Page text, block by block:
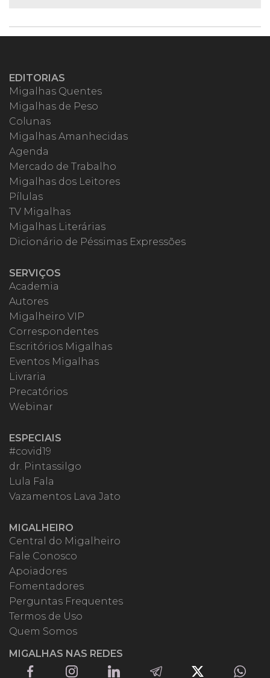
EDITORIAS
Migalhas Quentes
Migalhas de Peso
Colunas
Migalhas Amanhecidas
Agenda
Mercado de Trabalho
Migalhas dos Leitores
Pílulas
TV Migalhas
Migalhas Literárias
Dicionário de Péssimas Expressões
SERVIÇOS
Academia
Autores
Migalheiro VIP
Correspondentes
Escritórios Migalhas
Eventos Migalhas
Livraria
Precatórios
Webinar
ESPECIAIS
#covid19
dr. Pintassilgo
Lula Fala
Vazamentos Lava Jato
MIGALHEIRO
Central do Migalheiro
Fale Conosco
Apoiadores
Fomentadores
Perguntas Frequentes
Termos de Uso
Quem Somos
MIGALHAS NAS REDES